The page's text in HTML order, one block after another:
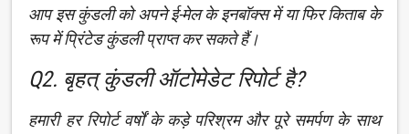
आप इस कुंडली को अपने ई-मेल के इनबॉक्स में या फिर किताब के
रूप में प्रिंटेड कुंडली प्राप्त कर सकते हैं।
Q2. बृहत् कुंडली ऑटोमेडेट रिपोर्ट है?
हमारी हर रिपोर्ट वर्षों के कड़े परिश्रम और पूरे समर्पण के साथ